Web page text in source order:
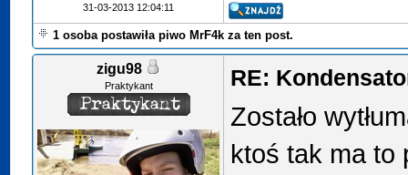
31-03-2013 12:04:11
1 osoba postawiła piwo MrF4k za ten post.
zigu98
Praktykant RE:
Zostało
ktoś tak ma to